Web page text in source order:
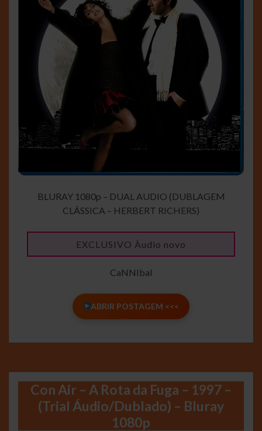
BLURAY 1080p – DUAL AUDIO (DUBLAGEM
CLÁSSICA – HERBERT RICHERS)
EXCLUSIVO Àudio novo
CaNNIbal
ABRIR POSTAGEM <<<
Con Air – A Rota da Fuga – 1997 –
(Trial Áudio/Dublado) – Bluray
1080p